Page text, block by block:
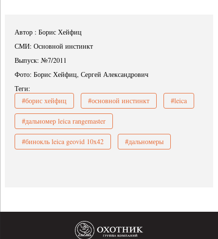
Автор : Борис Хейфиц
СМИ: Основной инстинкт
Выпуск: №7/2011
Фото: Борис Хейфиц, Сергей Александрович
Теги:
#борис хейфиц
#основной инстинкт #leica
#дальномер leica rangemaster
#бинокль leica geovid 10x42 #дальномеры